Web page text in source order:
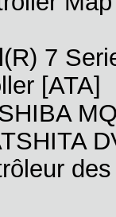
7
[ATA]